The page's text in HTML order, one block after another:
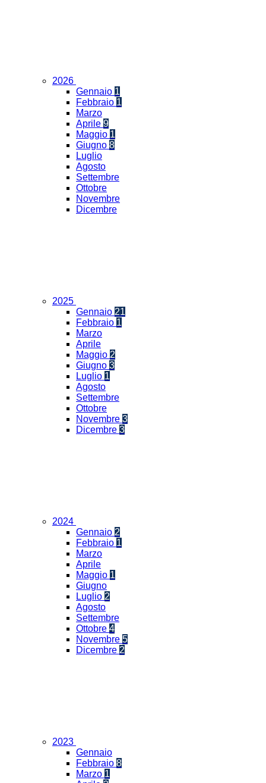
2026
Gennaio 1
Febbraio 1
Marzo
Aprile 9
Maggio 1
Giugno 8
Luglio
Agosto
Settembre
Ottobre
Novembre
Dicembre
2025
Gennaio 21
Febbraio 1
Marzo
Aprile
Maggio 2
Giugno 3
Luglio 1
Agosto
Settembre
Ottobre
Novembre 3
Dicembre 3
2024
Gennaio 2
Febbraio 1
Marzo
Aprile
Maggio 1
Giugno
Luglio 2
Agosto
Settembre
Ottobre 4
Novembre 5
Dicembre 2
2023
Gennaio
Febbraio 8
Marzo 1